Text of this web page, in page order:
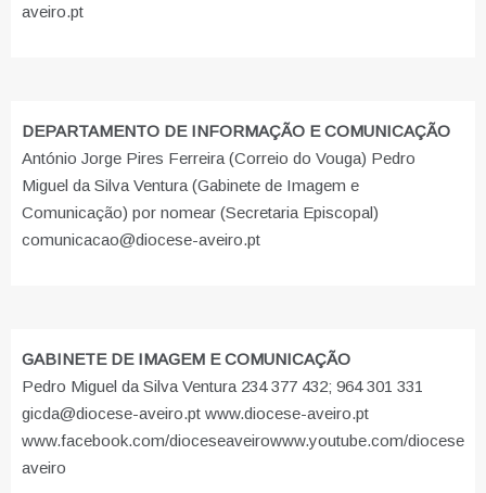
aveiro.pt
DEPARTAMENTO DE INFORMAÇÃO E COMUNICAÇÃO
António Jorge Pires Ferreira (Correio do Vouga) Pedro
Miguel da Silva Ventura (Gabinete de Imagem e
Comunicação) por nomear (Secretaria Episcopal)
comunicacao@diocese-aveiro.pt
GABINETE DE IMAGEM E COMUNICAÇÃO
Pedro Miguel da Silva Ventura 234 377 432; 964 301 331
gicda@diocese-aveiro.pt www.diocese-aveiro.pt
www.facebook.com/dioceseaveirowww.youtube.com/diocese
aveiro